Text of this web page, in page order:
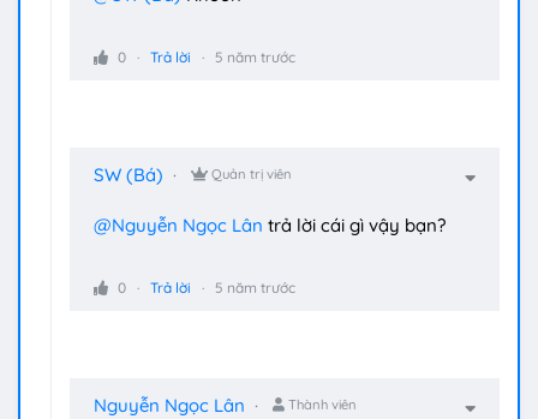
0 Trả lời 5 năm trước
SW (Bá) Quản trị viên
@Nguyễn Ngọc Lân trả lời cái gì vậy bạn?
0 Trả lời 5 năm trước
Nguyễn Ngọc Lân Thành viên